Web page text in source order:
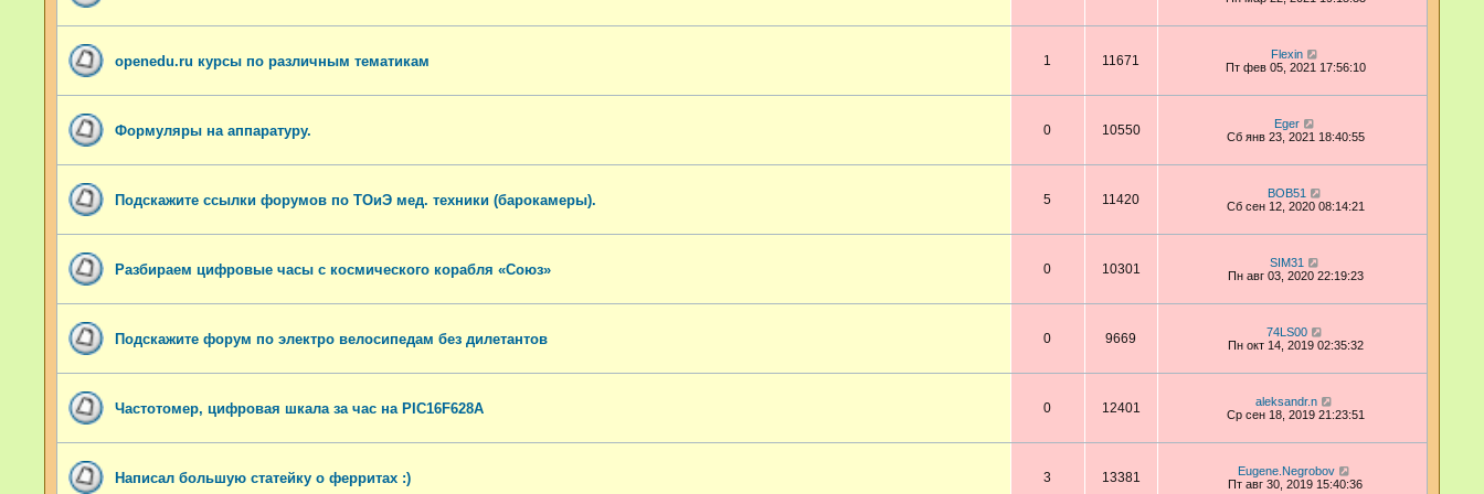
openedu.ru курсы по различным тематикам 1 11671
Flexin
Пт фев 05, 2021 17:56:10
Формуляры на аппаратуру. 0 10550
Eger
Сб янв 23, 2021 18:40:55
Подскажите ссылки форумов по ТОиЭ мед. техники (барокамеры). 5 11420
BOB51
Сб сен 12, 2020 08:14:21
Разбираем цифровые часы с космического корабля «Союз» 0 10301
SIM31
Пн авг 03, 2020 22:19:23
Подскажите форум по электро велосипедам без дилетантов 0 9669
74LS00
Пн окт 14, 2019 02:35:32
Частотомер, цифровая шкала за час на PIC16F628A 0 12401
aleksandr.n
Ср сен 18, 2019 21:23:51
Написал большую статейку о ферритах :) 3 13381
Eugene.Negrobov
Пт авг 30, 2019 15:40:36